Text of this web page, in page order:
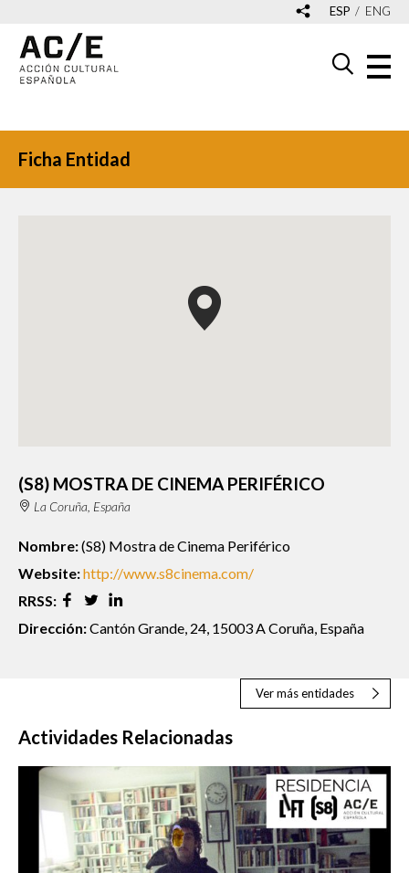
ESP ENG
Ficha Entidad
(S8) MOSTRA DE CINEMA PERIFÉRICO
La Coruña, España
Nombre:(S8) Mostra de Cinema Periférico
Website:http://www.s8cinema.com/
RRSS:
Dirección:Cantón Grande, 24, 15003 A Coruña, España
Ver más entidades
Actividades Relacionadas